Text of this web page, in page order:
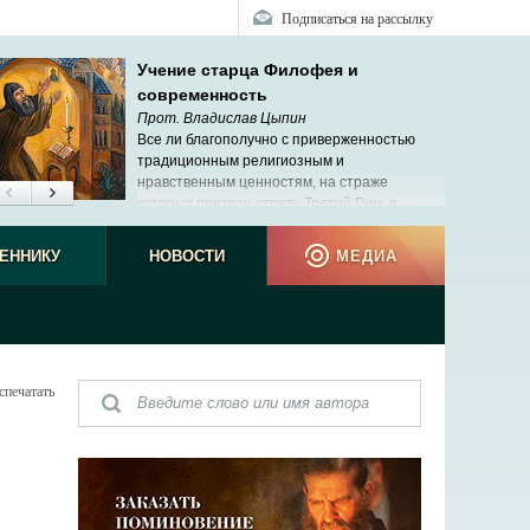
Подписаться на рассылку
Учение старца Филофея и
современность
Прот. Владислав Цыпин
Все ли благополучно с приверженностью
традиционным религиозным и
нравственным ценностям, на страже
которых призван стоять Третий Рим, в
современной России?
НОВОСТИ МЕДИА